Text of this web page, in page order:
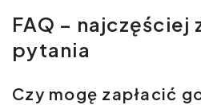
FAQ – najczęściej
pytania
Czy mogę zapłacić